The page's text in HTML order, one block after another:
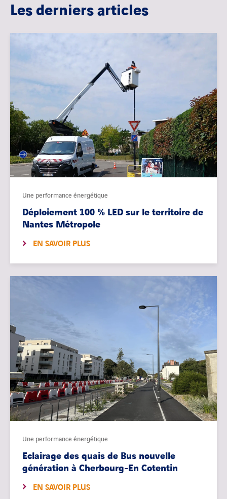
Les derniers articles
Une performance énergétique
Déploiement 100 % LED sur le territoire de
Nantes Métropole
EN SAVOIR PLUS
Une performance énergétique
Eclairage des quais de Bus nouvelle
génération à Cherbourg-En Cotentin
EN SAVOIR PLUS